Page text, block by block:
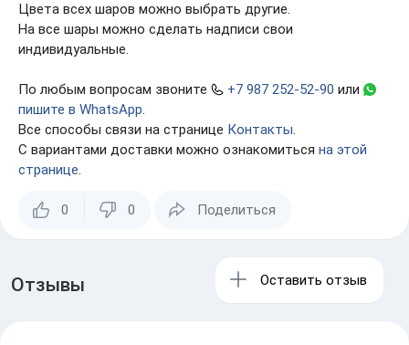
Цвета всех шаров можно выбрать другие.
На все шары можно сделать надписи свои
индивидуальные.
По любым вопросам звоните +7 987 252-52-90 или
пишите в WhatsApp.
Все способы связи на странице Контакты.
С вариантами доставки можно ознакомиться на этой
странице.
0 0 Поделиться
Отзывы Оставить отзыв